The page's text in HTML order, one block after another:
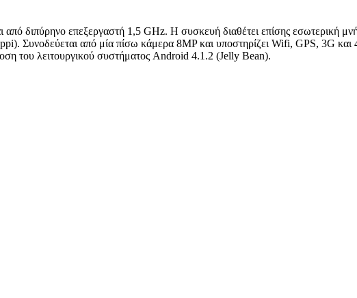
διπύρηνο επεξεργαστή 1,5 GHz. Η συσκευή διαθέτει επίσης εσωτερική
Συνοδεύεται από μία πίσω κάμερα 8MP και υποστηρίζει Wifi, GPS, 3G
του λειτουργικού συστήματος Android 4.1.2 (Jelly Bean).